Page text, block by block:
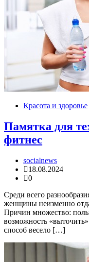
Красота и здоровье
Памятка для
фитнес
socialnews
18.08.2024
0
Среди всего
женщины неизменно
Причин множество:
возможность
способ весело […]